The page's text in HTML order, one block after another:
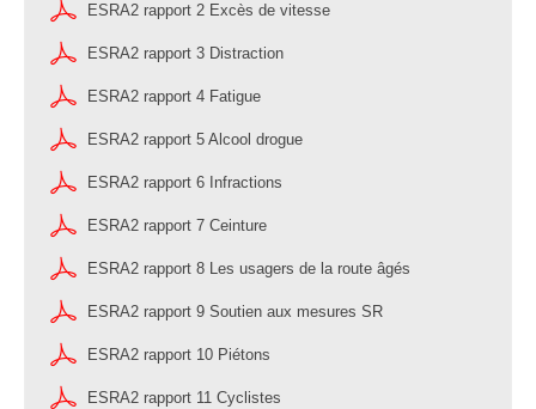
ESRA2 rapport 2 Excès de vitesse
ESRA2 rapport 3 Distraction
ESRA2 rapport 4 Fatigue
ESRA2 rapport 5 Alcool drogue
ESRA2 rapport 6 Infractions
ESRA2 rapport 7 Ceinture
ESRA2 rapport 8 Les usagers de la route âgés
ESRA2 rapport 9 Soutien aux mesures SR
ESRA2 rapport 10 Piétons
ESRA2 rapport 11 Cyclistes